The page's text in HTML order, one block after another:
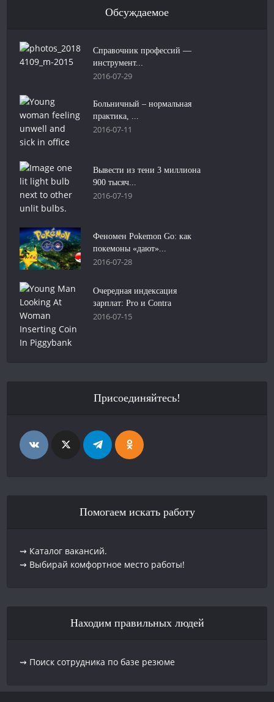
Обсуждаемое
Справочник профессий —
инструмент...
2016-07-29
Больничный – нормальная
практика, ...
2016-07-11
Вывести из тени 3 миллиона
900 тысяч...
2016-07-19
Феномен Pokemon Go: как
покемоны «дают»...
2016-07-28
Очередная индексация
зарплат: Pro и Contra
2016-07-15
Присоединяйтесь!
Помогаем искать работу
⇝ Каталог вакансий.
⇝ Выбирай комфортное место работы!
Находим правильных людей
⇝ Поиск сотрудника по базе резюме